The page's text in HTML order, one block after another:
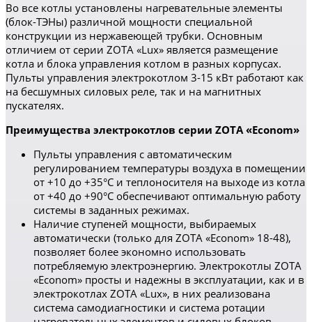
Во все котлы установлены нагревательные элементы
(блок-ТЭНы) различной мощности специальной
конструкции из нержавеющей трубки. Основным
отличием от серии ZOTA «Lux» является размещение
котла и блока управления котлом в разных корпусах.
Пульты управления электрокотлом 3-15 кВт работают как
на бесшумных силовых реле, так и на магнитных
пускателях.
Преимущества электрокотлов серии ZOTA «Econom»
Пульты управления с автоматическим
регулированием температуры воздуха в помещении
от +10 до +35°С и теплоносителя на выходе из котла
от +40 до +90°С обеспечивают оптимальную работу
системы в заданных режимах.
Наличие ступеней мощности, выбираемых
автоматически (только для ZOTA «Econom» 18-48),
позволяет более экономно использовать
потребляемую электроэнергию. Электрокотлы ZOTA
«Econom» просты и надежны в эксплуатации, как и в
электрокотлах ZOTA «Lux», в них реализована
система самодиагностики и система ротации